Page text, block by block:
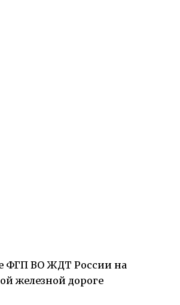
ФГП ВО ЖДТ России на
железной дороге